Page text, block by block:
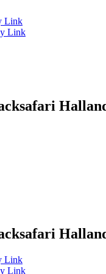
Link
Link
Link
Link